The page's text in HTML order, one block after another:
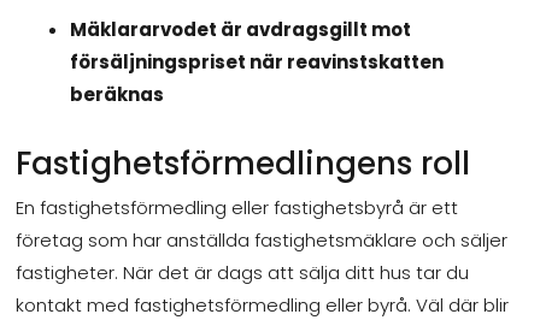
Mäklararvodet är avdragsgillt mot
försäljningspriset när reavinstskatten
beräknas
Fastighetsförmedlingens roll
En fastighetsförmedling eller fastighetsbyrå är ett
företag som har anställda fastighetsmäklare och säljer
fastigheter. När det är dags att sälja ditt hus tar du
kontakt med fastighetsförmedling eller byrå. Väl där blir